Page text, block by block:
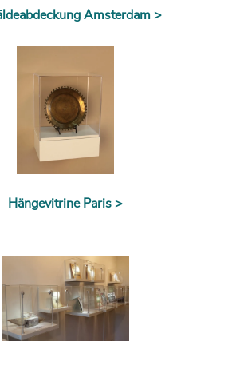
Amsterdam >
Hängevitrine Paris >